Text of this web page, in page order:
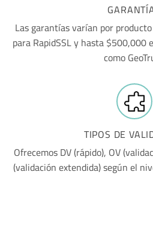
Las garantías varían por
para RapidSSL y hasta $500,000
como
TIPOS DE
Ofrecemos DV (rápido), OV
(validación extendida) según el